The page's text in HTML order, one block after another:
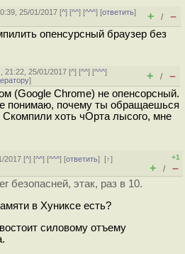
25/01/2017 [^] [^^] [^^^] [ответить]
+ / –
опенсурсный браузер без
21:22, 25/01/2017 [^] [^^] [^^^]
] + / –
(Google Chrome) не опенсорсный.
понимаю, почему ты обращаешься
Скомпили хоть чОрта лысого, мне
2017 [^] [^^] [^^^] [ответить][↑]
+1
+ / –
безопасней, этак, раз в 10.
в Хуниксе есть?
силовому отъему